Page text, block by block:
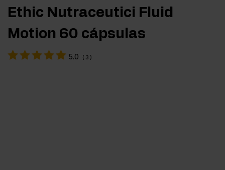
Ethic Nutraceutici Fluid
Motion 60 cápsulas
5.0 ( 3 )